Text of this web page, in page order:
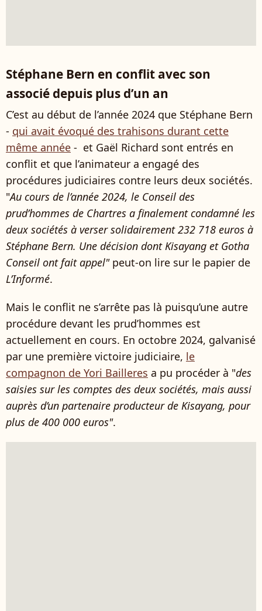
Stéphane Bern en conflit avec son
associé depuis plus d’un an
C’est au début de l’année 2024 que Stéphane Bern
- qui avait évoqué des trahisons durant cette
même année - et Gaël Richard sont entrés en
conflit et que l’animateur a engagé des
procédures judiciaires contre leurs deux sociétés.
"Au cours de l’année 2024, le Conseil des
prud’hommes de Chartres a finalement condamné les
deux sociétés à verser solidairement 232 718 euros à
Stéphane Bern. Une décision dont Kisayang et Gotha
Conseil ont fait appel"peut-on lire sur le papier de
L’Informé.
Mais le conflit ne s’arrête pas là puisqu’une autre
procédure devant les prud’hommes est
actuellement en cours. En octobre 2024, galvanisé
par une première victoire judiciaire, le
compagnon de Yori Bailleres a pu procéder à "des
saisies sur les comptes des deux sociétés, mais aussi
auprès d’un partenaire producteur de Kisayang, pour
plus de 400 000 euros".